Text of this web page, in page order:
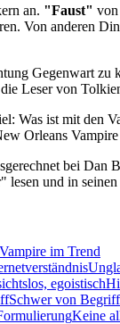
an. "Faust"
Von anderen
Gegenwart zu
Leser von
Was ist mit den
Orleans
bei Dan
lesen und in
Vampire im Trend
Schwer von Begriff
Keine